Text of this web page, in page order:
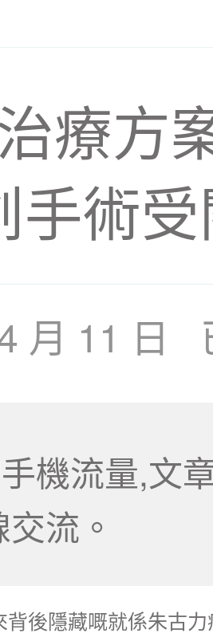
療方
手術
月 11 日
機流量,文
流。
後隱藏嘅就係朱古